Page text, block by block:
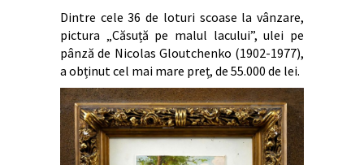
Dintre cele 36 de loturi scoase la vânzare,
pictura „Căsuță pe malul lacului”, ulei pe
pânză de Nicolas Gloutchenko (1902-1977),
a obținut cel mai mare preț, de 55.000 de lei.